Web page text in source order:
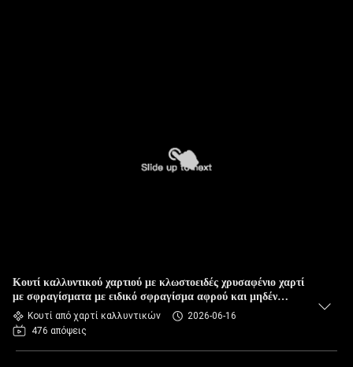
Κουτί καλλυντικού χαρτιού με κλωστοειδές χρυσαφένιο χαρτί
με σφραγίσματα με ειδικό σφραγίσμα αφρού και μηδέν
μεταλλικό χαρτί για συσκευασίες περιποίησης
Κουτί από χαρτί καλλυντικών
2026-06-16
476 απόψεις